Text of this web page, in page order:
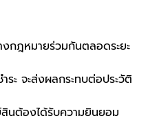
กฎหมายร่วมกันตลอดระยะ
ะ จะส่งผลกระทบต่อประวัติ
นต้องได้รับความยินยอม